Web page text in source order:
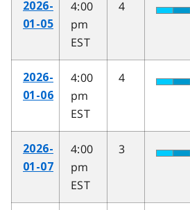
2026-
01-05
4:00
pm
EST
4
2026-
01-06
4:00
pm
EST
4
2026-
01-07
4:00
pm
EST
3